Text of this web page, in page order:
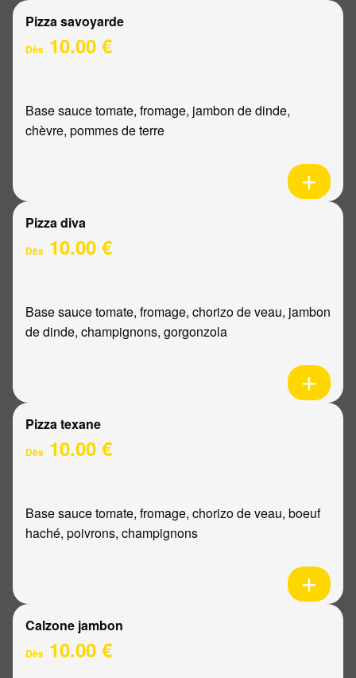
Pizza savoyarde
Dès 10.00 €
Base sauce tomate, fromage, jambon de dinde,
chèvre, pommes de terre
Pizza diva
Dès 10.00 €
Base sauce tomate, fromage, chorizo de veau, jambon
de dinde, champignons, gorgonzola
Pizza texane
Dès 10.00 €
Base sauce tomate, fromage, chorizo de veau, boeuf
haché, poivrons, champignons
Calzone jambon
Dès 10.00 €